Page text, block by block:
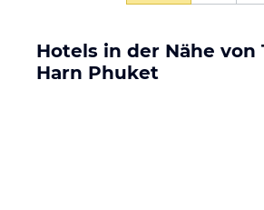
Hotels in der Nähe von
Harn Phuket